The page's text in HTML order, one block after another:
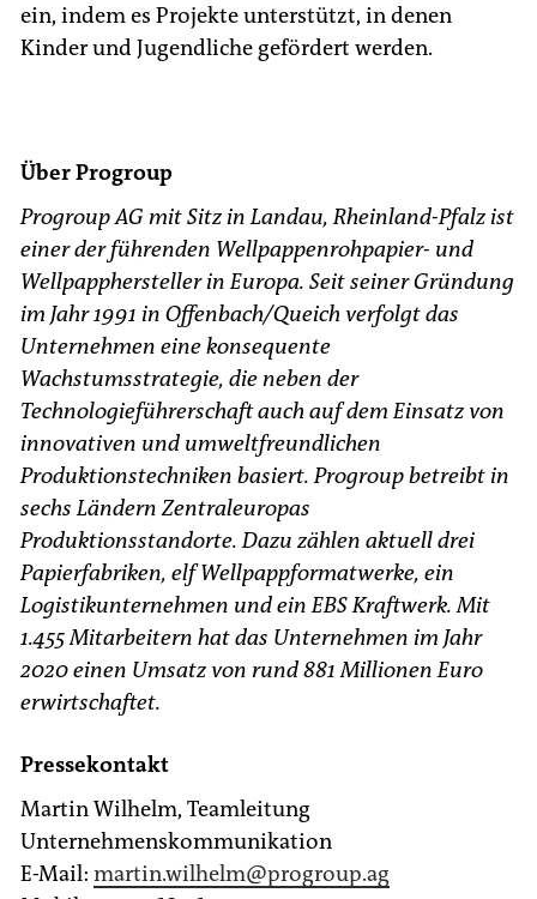
ein, indem es Projekte unterstützt, in denen
Kinder und Jugendliche gefördert werden.
Über Progroup
Progroup AG mit Sitz in Landau, Rheinland-Pfalz ist
einer der führenden Wellpappenrohpapier- und
Wellpapphersteller in Europa. Seit seiner Gründung
im Jahr 1991 in Offenbach/Queich verfolgt das
Unternehmen eine konsequente
Wachstumsstrategie, die neben der
Technologieführerschaft auch auf dem Einsatz von
innovativen und umweltfreundlichen
Produktionstechniken basiert. Progroup betreibt in
sechs Ländern Zentraleuropas
Produktionsstandorte. Dazu zählen aktuell drei
Papierfabriken, elf Wellpappformatwerke, ein
Logistikunternehmen und ein EBS Kraftwerk. Mit
1.455 Mitarbeitern hat das Unternehmen im Jahr
2020 einen Umsatz von rund 881 Millionen Euro
erwirtschaftet.
Pressekontakt
Martin Wilhelm, Teamleitung
Unternehmenskommunikation
E-Mail: martin.wilhelm@progroup.ag